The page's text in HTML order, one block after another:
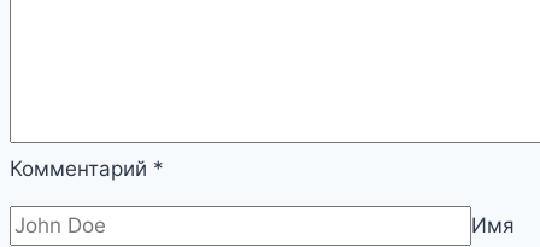
Комментарий *
Имя